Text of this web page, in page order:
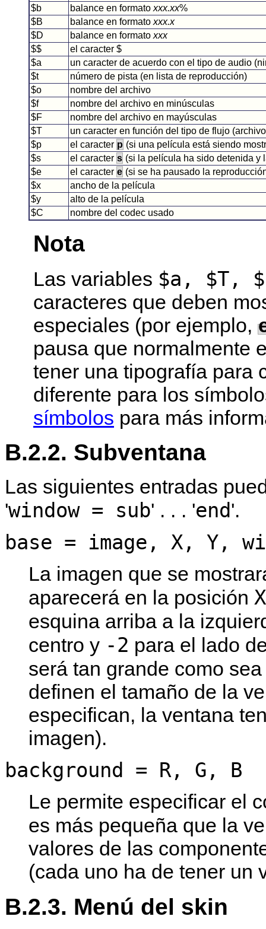
$b balance en formato xxx.xx%
$B
balance en formato xxx.x
$D
balance en formato xxx
$$
el caracter $
$a
un caracter de acuerdo con el tipo de audio
$t
número de pista (en lista de reproducción)
$o
nombre del archivo
$f
nombre del archivo en minúsculas
$F
nombre del archivo en mayúsculas
$T
un caracter en función del tipo de flujo
$p
el caracter p (si una película está siendo
$s
el caracter s (si la película ha sido detenida y
$e
el caracter e (si se ha pausado la
$x
ancho de la película
$y
alto de la película
$C
nombre del codec usado
Nota
Las variables $a, $T,
caracteres que deben
especiales (por ejemplo,
pausa que normalmente
tener una tipografía para
diferente para los
símbolos para más
B.2.2. Subventana
Las siguientes entradas
'window = sub' . . . 'end'.
base = image, X, Y,
La imagen que se
aparecerá en la posición
esquina arriba a la
centro y -2 para el lado
será tan grande como
definen el tamaño de la
especifican, la ventana
imagen).
background = R, G, B
Le permite especificar el
es más pequeña que la
valores de las
(cada uno ha de tener un
B.2.3. Menú del skin